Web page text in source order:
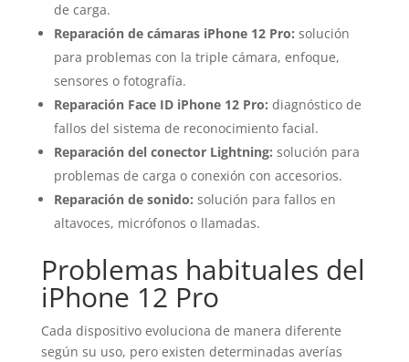
de carga.
Reparación de cámaras iPhone 12 Pro: solución
para problemas con la triple cámara, enfoque,
sensores o fotografía.
Reparación Face ID iPhone 12 Pro: diagnóstico de
fallos del sistema de reconocimiento facial.
Reparación del conector Lightning: solución para
problemas de carga o conexión con accesorios.
Reparación de sonido: solución para fallos en
altavoces, micrófonos o llamadas.
Problemas habituales del
iPhone 12 Pro
Cada dispositivo evoluciona de manera diferente
según su uso, pero existen determinadas averías